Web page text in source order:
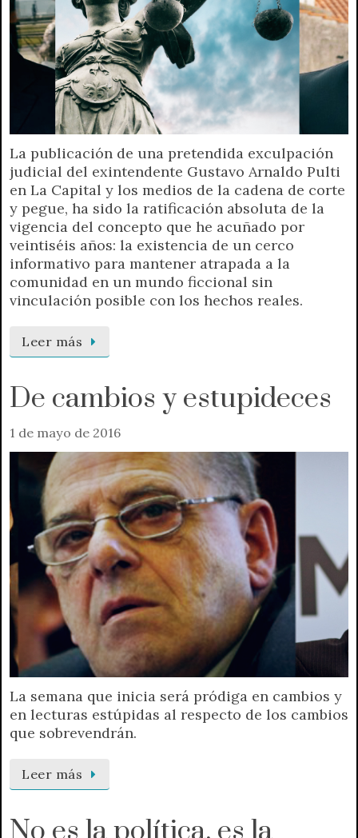
La publicación de una pretendida exculpación
judicial del exintendente Gustavo Arnaldo Pulti
en La Capital y los medios de la cadena de corte
y pegue, ha sido la ratificación absoluta de la
vigencia del concepto que he acuñado por
veintiséis años: la existencia de un cerco
informativo para mantener atrapada a la
comunidad en un mundo ficcional sin
vinculación posible con los hechos reales.
Leer más
De cambios y estupideces
1 de mayo de 2016
La semana que inicia será pródiga en cambios y
en lecturas estúpidas al respecto de los cambios
que sobrevendrán.
Leer más